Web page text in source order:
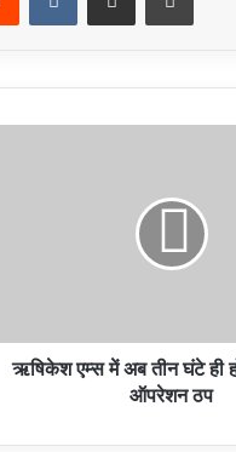
ऋषिकेश एम्स में अब तीन घंटे ही
ऑपरेशन ठप